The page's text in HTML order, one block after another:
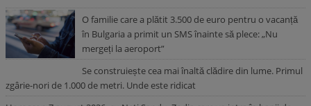
O familie care a plătit 3.500 de euro pentru o vacanță
în Bulgaria a primit un SMS înainte să plece: „Nu
mergeți la aeroport”
Se construiește cea mai înaltă clădire din lume. Primul
zgârie-nori de 1.000 de metri. Unde este ridicat